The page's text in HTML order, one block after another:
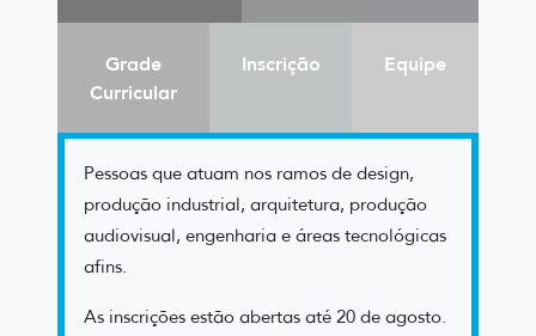
Grade
Curricular
Inscrição Equipe
Pessoas que atuam nos ramos de design,
produção industrial, arquitetura, produção
audiovisual, engenharia e áreas tecnológicas
afins.
As inscrições estão abertas até 20 de agosto.